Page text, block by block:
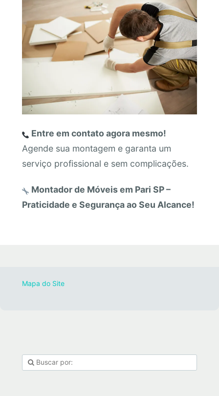
Entre em contato agora mesmo!
Agende sua montagem e garanta um
serviço profissional e sem complicações.
Montador de Móveis em Pari SP –
Praticidade e Segurança ao Seu Alcance!
Mapa do Site